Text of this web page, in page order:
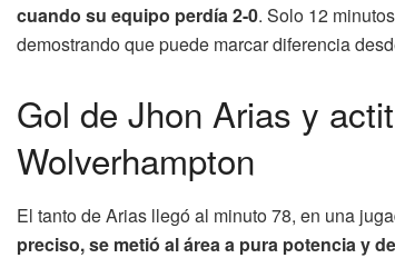
cuando su equipo perdía 2-0. Solo 12
demostrando que puede marcar diferencia
Gol de Jhon Arias y
Wolverhampton
El tanto de Arias llegó al minuto 78, en una
preciso, se metió al área a pura potencia y